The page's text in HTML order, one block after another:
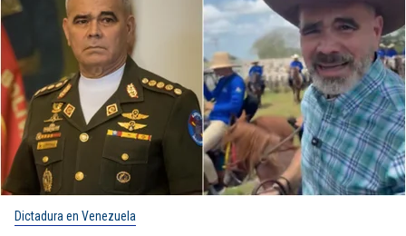
Dictadura en Venezuela